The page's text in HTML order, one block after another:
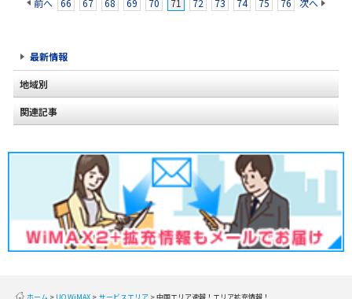
前へ 66 67 68 69 70 71 72 73 74 75 76 次へ
最新情報
地域別
北海道
甲信越
北陸
関連記事
ホーム UQ WiMAX サービスエリア 中国エリア速報！エリア拡充情報！